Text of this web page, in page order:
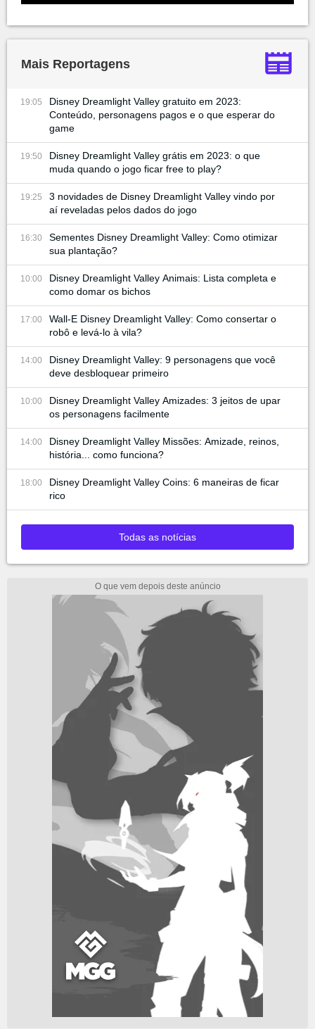
Mais Reportagens
19:05
Disney Dreamlight Valley gratuito em 2023:
Conteúdo, personagens pagos e o que esperar do
game
19:50
Disney Dreamlight Valley grátis em 2023: o que
muda quando o jogo ficar free to play?
19:25
3 novidades de Disney Dreamlight Valley vindo por
aí reveladas pelos dados do jogo
16:30
Sementes Disney Dreamlight Valley: Como otimizar
sua plantação?
10:00
Disney Dreamlight Valley Animais: Lista completa e
como domar os bichos
17:00
Wall-E Disney Dreamlight Valley: Como consertar o
robô e levá-lo à vila?
14:00
Disney Dreamlight Valley: 9 personagens que você
deve desbloquear primeiro
10:00
Disney Dreamlight Valley Amizades: 3 jeitos de upar
os personagens facilmente
14:00
Disney Dreamlight Valley Missões: Amizade, reinos,
história... como funciona?
18:00
Disney Dreamlight Valley Coins: 6 maneiras de ficar
rico
Todas as notícias